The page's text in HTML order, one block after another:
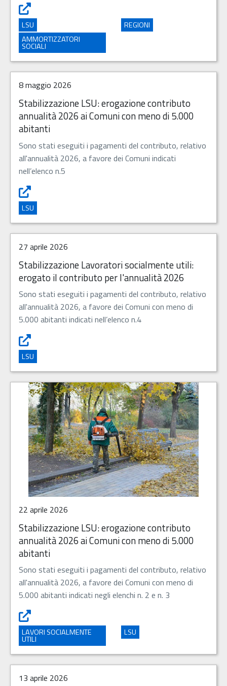
Stabilizzazione LSU: erogazione contributo annualità
LSU
AMMORTIZZATORI
SOCIALI
REGIONI
8 maggio 2026
Stabilizzazione LSU: erogazione contributo
annualità 2026 ai Comuni con meno di 5.000
abitanti
Sono stati eseguiti i pagamenti del contributo, relativo
all'annualità 2026, a favore dei Comuni indicati
nell’elenco n.5
Stabilizzazione LSU: erogazione contributo annualità
LSU
27 aprile 2026
Stabilizzazione Lavoratori socialmente utili:
erogato il contributo per l'annualità 2026
Sono stati eseguiti i pagamenti del contributo, relativo
all'annualità 2026, a favore dei Comuni con meno di
5.000 abitanti indicati nell’elenco n.4
Stabilizzazione Lavoratori socialmente utili: erogato il
LSU
22 aprile 2026
Stabilizzazione LSU: erogazione contributo
annualità 2026 ai Comuni con meno di 5.000
abitanti
Sono stati eseguiti i pagamenti del contributo, relativo
all'annualità 2026, a favore dei Comuni con meno di
5.000 abitanti indicati negli elenchi n. 2 e n. 3
Stabilizzazione LSU: erogazione contributo annualità
LAVORI SOCIALMENTE
UTILI
LSU
13 aprile 2026